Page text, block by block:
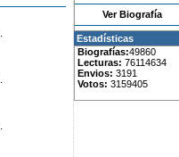
Ver Biografía
Estadísticas
Biografías:49860
Lecturas: 76114634
Envios: 3191
Votos: 3159405